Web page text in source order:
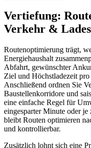
Vertiefung:
Verkehr &
Routenoptimierung trägt,
Energiehaushalt
Abfahrt, gewünschter
Ziel und Höchstladezeit
Anschließend ordnen Sie
Baustellenkorridore und
eine einfache Regel für
eingesparter Minute oder
bleibt Routen optimieren
und kontrollierbar.
Zusätzlich lohnt sich eine